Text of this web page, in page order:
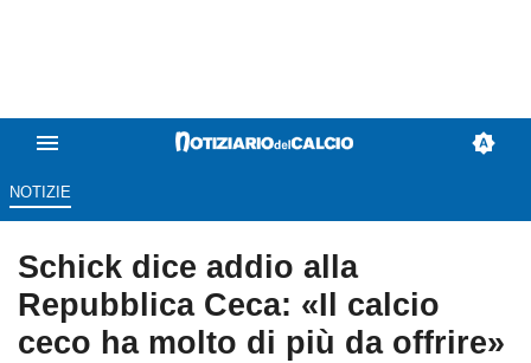
NOTIZIE
Schick dice addio alla
Repubblica Ceca: «Il calcio
ceco ha molto di più da offrire»